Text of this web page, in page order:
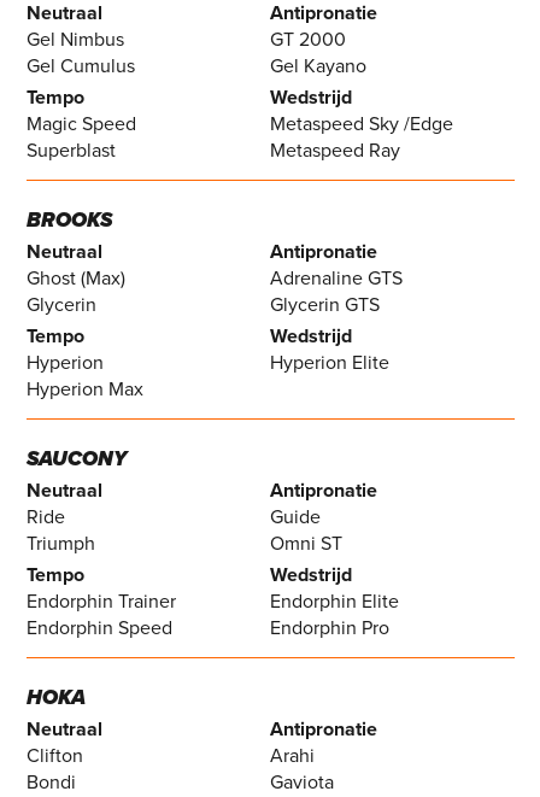
Neutraal
Gel Nimbus
Gel Cumulus
Antipronatie
GT 2000
Gel Kayano
Tempo
Magic Speed
Superblast
Wedstrijd
Metaspeed Sky /Edge
Metaspeed Ray
BROOKS
Neutraal
Ghost (Max)
Glycerin
Antipronatie
Adrenaline GTS
Glycerin GTS
Tempo
Hyperion
Hyperion Max
Wedstrijd
Hyperion Elite
SAUCONY
Neutraal
Ride
Triumph
Antipronatie
Guide
Omni ST
Tempo
Endorphin Trainer
Endorphin Speed
Wedstrijd
Endorphin Elite
Endorphin Pro
HOKA
Neutraal
Clifton
Bondi
Antipronatie
Arahi
Gaviota